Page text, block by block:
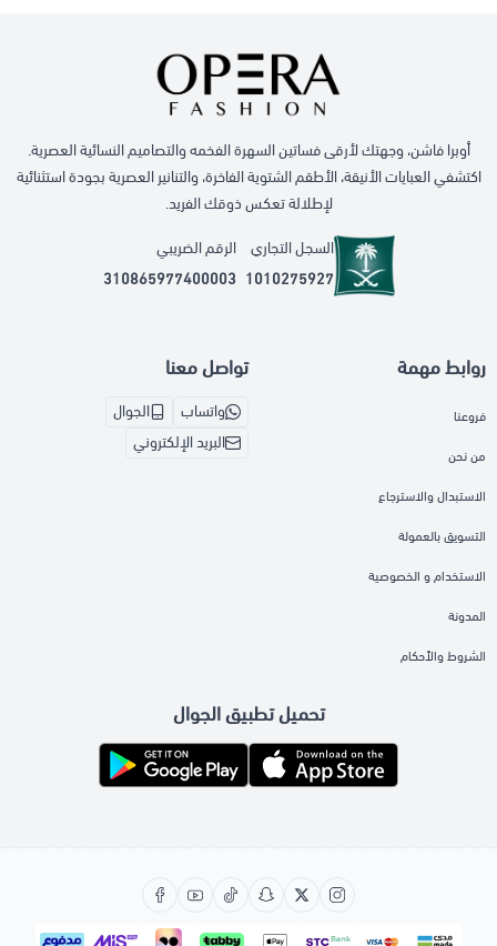
أوبرا فاشن، وجهتك لأرقى فساتين السهرة الفخمه والتصاميم النسائية العصرية.
اكتشفي العبايات الأنيقة، الأطقم الشتوية الفاخرة، والتنانير العصرية بجودة استثنائية
لإطلالة تعكس ذوقك الفريد.
السجل التجاري
1010275927
الرقم الضريبي
310865977400003
روابط مهمة
فروعنا
من نحن
الاستبدال والاسترجاع
التسويق بالعمولة
الاستخدام و الخصوصية
المدونة
الشروط والأحكام
تواصل معنا
واتساب
الجوال
البريد الإلكتروني
تحميل تطبيق الجوال